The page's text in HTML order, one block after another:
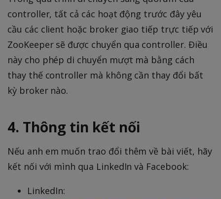
controller, tất cả các hoạt động trước đây yêu
cầu các client hoặc broker giao tiếp trực tiếp với
ZooKeeper sẽ được chuyển qua controller. Điều
này cho phép di chuyển mượt mà bằng cách
thay thế controller mà không cần thay đổi bất
kỳ broker nào.
4. Thông tin kết nối
Nếu anh em muốn trao đổi thêm về bài viết, hãy
kết nối với mình qua LinkedIn và Facebook:
LinkedIn: